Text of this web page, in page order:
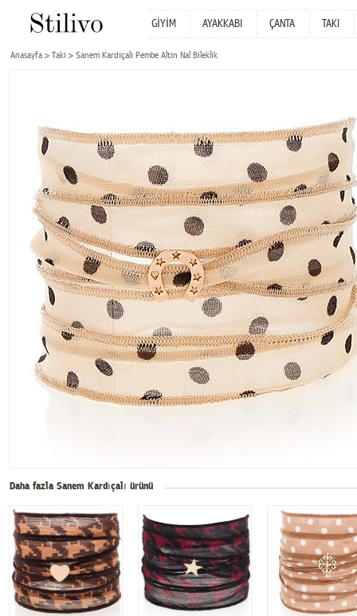
GİYİM AYAKKABI ÇANTA TAKI
Anasayfa Takı Sanem Kardıçalı Pembe Altın Nal Bileklik
Daha fazla Sanem Kardıçalı ürünü